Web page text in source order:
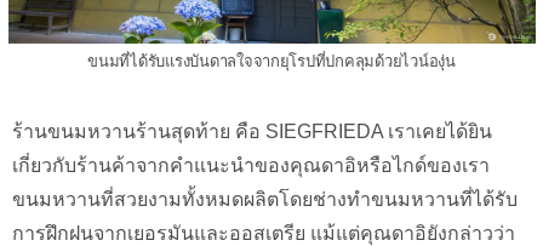
ขนมที่ได้รับแรงบันดาลใจจากยุโรปที่ปกคลุมด้วยไวน์องุ่น
ร้านขนมหวานร้านสุดท้าย คือ SIEGFRIEDA เราเคยได้ยิน
เกี่ยวกับร้านค้าจากคำแนะนำของคุณดาอิหรือไกด์ของเรา
ขนมหวานที่สวยงามทั้งหมดผลิตโดยช่างทำขนมหวานที่ได้รับ
การฝึกฝนจากเยอรมันและออสเตรีย แม้แต่คุณดาอิยังกล่าวว่า